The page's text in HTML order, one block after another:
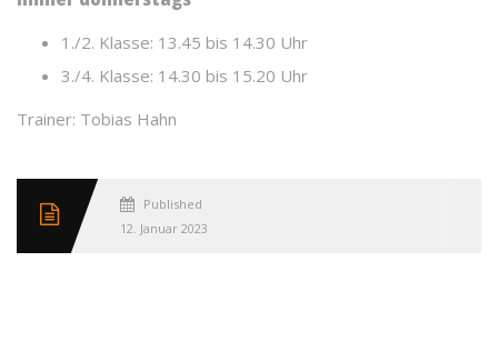
1./2. Klasse: 13.45 bis 14.30 Uhr
3./4. Klasse: 14.30 bis 15.20 Uhr
Trainer: Tobias Hahn
Published
12. Januar 2023